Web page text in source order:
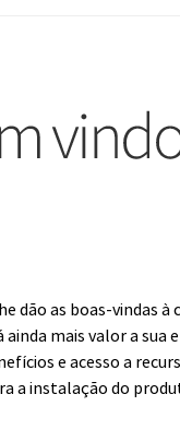
dão as boas-vindas à
ainda mais valor a
e acesso a
a instalação do